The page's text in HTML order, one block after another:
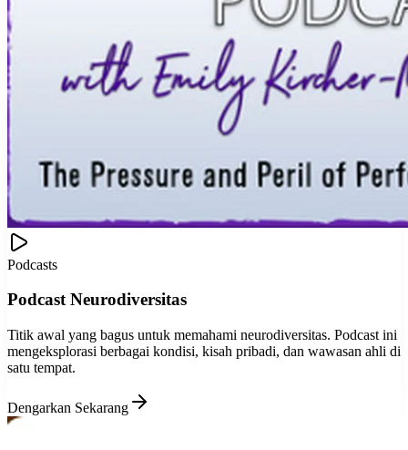
Podcasts
Podcast Neurodiversitas
Titik awal yang bagus untuk memahami neurodiversitas. Podcast ini
mengeksplorasi berbagai kondisi, kisah pribadi, dan wawasan ahli di
satu tempat.
Dengarkan Sekarang